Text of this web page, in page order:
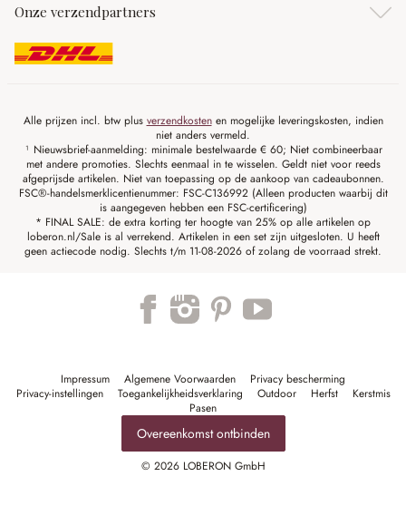
Onze verzendpartners
Alle prijzen incl. btw plus verzendkostenen mogelijke leveringskosten, indien
niet anders vermeld.
¹ Nieuwsbrief-aanmelding: minimale bestelwaarde € 60; Niet combineerbaar
met andere promoties. Slechts eenmaal in te wisselen. Geldt niet voor reeds
afgeprijsde artikelen. Niet van toepassing op de aankoop van cadeaubonnen.
FSC®-handelsmerklicentienummer: FSC-C136992 (Alleen producten waarbij dit
is aangegeven hebben een FSC-certificering)
* FINAL SALE: de extra korting ter hoogte van 25% op alle artikelen op
loberon.nl/Sale is al verrekend. Artikelen in een set zijn uitgesloten. U heeft
geen actiecode nodig. Slechts t/m 11-08-2026 of zolang de voorraad strekt.
Impressum Algemene Voorwaarden
Privacy bescherming
Privacy-instellingen
Toegankelijkheidsverklaring Outdoor Herfst
Kerstmis
Pasen
Overeenkomst ontbinden
© 2026 LOBERON GmbH